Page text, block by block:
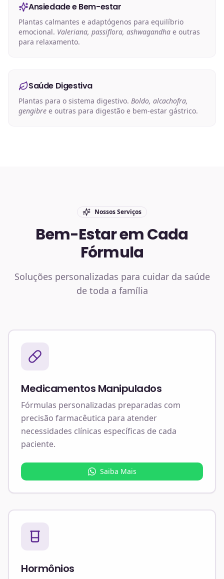
Ansiedade e Bem-estar
Plantas calmantes e adaptógenos para equilíbrio
emocional. Valeriana, passiflora, ashwagandha e outras
para relaxamento.
Saúde Digestiva
Plantas para o sistema digestivo. Boldo, alcachofra,
gengibre e outras para digestão e bem-estar gástrico.
Nossos Serviços
Bem-Estar em Cada
Fórmula
Soluções personalizadas para cuidar da saúde
de toda a família
Medicamentos Manipulados
Fórmulas personalizadas preparadas com
precisão farmacêutica para atender
necessidades clínicas específicas de cada
paciente.
Saiba Mais
Hormônios